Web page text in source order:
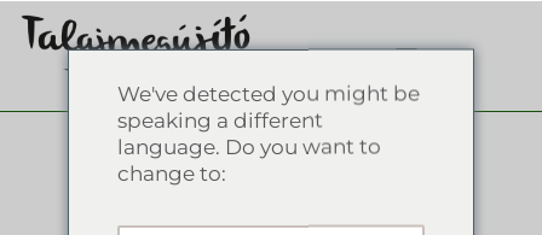
We've detected you might be
speaking a different
language. Do you want to
change to: